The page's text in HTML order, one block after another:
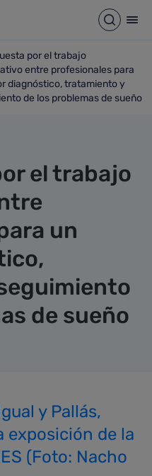
Abrir
del camino de migas
por el trabajo
por el trabajo
entre profesionales para
diagnóstico, tratamiento y
de los problemas de sueño
el trabajo
un
de sueño
y Pallás,
exposición de la
(Foto: Nacho